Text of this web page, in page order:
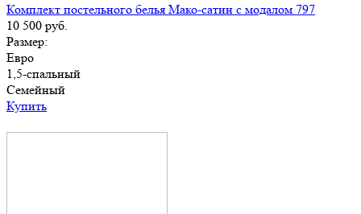
Комплект постельного белья Мако-сатин с модалом 797
10 500 руб.
Размер:
Евро
1,5-спальный
Семейный
Купить